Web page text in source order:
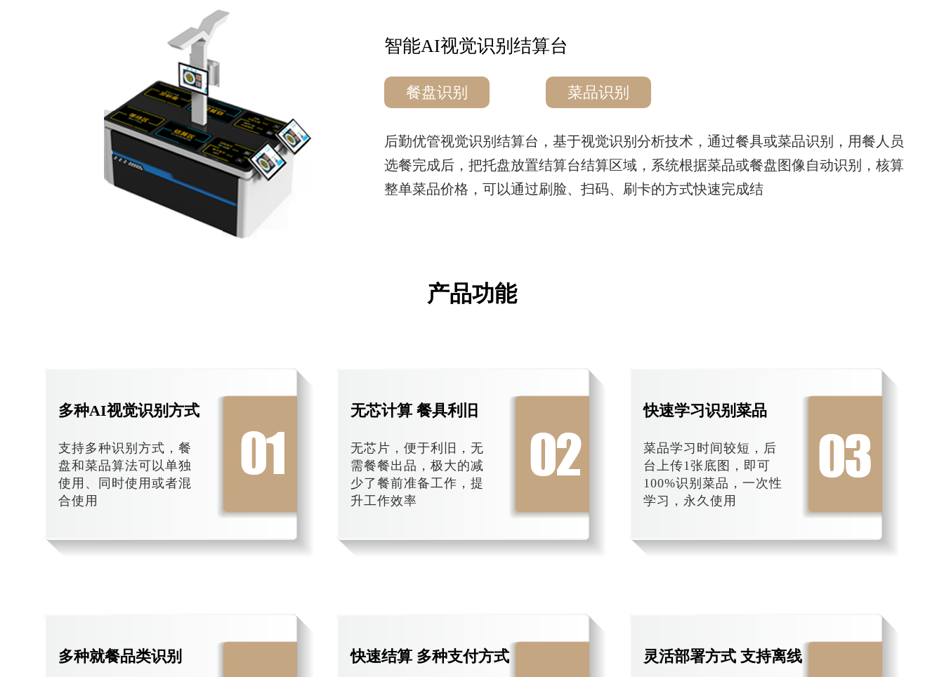
智能AI视觉识别结算台
餐盘识别 菜品识别
后勤优管视觉识别结算台，基于视觉识别分析技术，通过餐具或菜品识别，用餐人员
选餐完成后，把托盘放置结算台结算区域，系统根据菜品或餐盘图像自动识别，核算
整单菜品价格，可以通过刷脸、扫码、刷卡的方式快速完成结
产品功能
多种AI视觉识别方式
支持多种识别方式，餐
盘和菜品算法可以单独
使用、同时使用或者混
合使用
无芯计算 餐具利旧
无芯片，便于利旧，无
需餐餐出品，极大的减
少了餐前准备工作，提
升工作效率
快速学习识别菜品
菜品学习时间较短，后
台上传1张底图，即可
100%识别菜品，一次性
学习，永久使用
多种就餐品类识别 快速结算 多种支付方式 灵活部署方式 支持离线